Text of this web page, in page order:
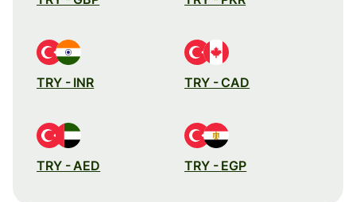
TRY - INR TRY - CAD
TRY - AED TRY - EGP